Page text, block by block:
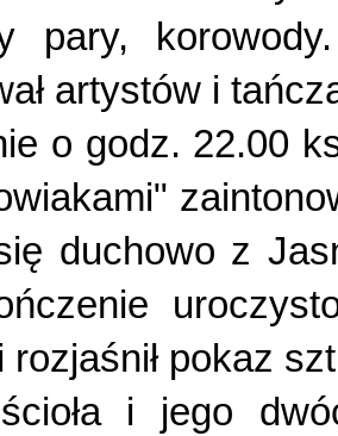
pary,
artystów i
o godz. 22.00
duchowo z
rozjaśnił pokaz
i jego